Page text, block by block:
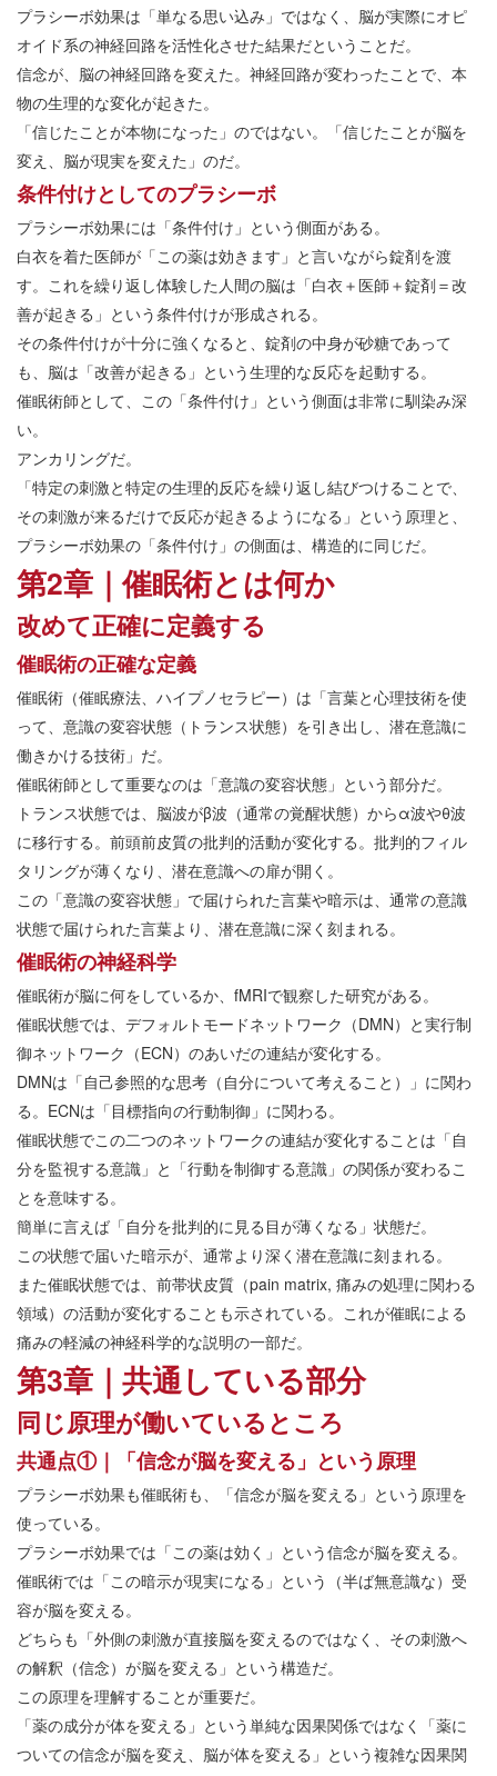
プラシーボ効果は「単なる思い込み」ではなく、脳が実際にオピ
オイド系の神経回路を活性化させた結果だということだ。
信念が、脳の神経回路を変えた。神経回路が変わったことで、本
物の生理的な変化が起きた。
「信じたことが本物になった」のではない。「信じたことが脳を
変え、脳が現実を変えた」のだ。
条件付けとしてのプラシーボ
プラシーボ効果には「条件付け」という側面がある。
白衣を着た医師が「この薬は効きます」と言いながら錠剤を渡
す。これを繰り返し体験した人間の脳は「白衣＋医師＋錠剤＝改
善が起きる」という条件付けが形成される。
その条件付けが十分に強くなると、錠剤の中身が砂糖であって
も、脳は「改善が起きる」という生理的な反応を起動する。
催眠術師として、この「条件付け」という側面は非常に馴染み深
い。
アンカリングだ。
「特定の刺激と特定の生理的反応を繰り返し結びつけることで、
その刺激が来るだけで反応が起きるようになる」という原理と、
プラシーボ効果の「条件付け」の側面は、構造的に同じだ。
第2章｜催眠術とは何か
改めて正確に定義する
催眠術の正確な定義
催眠術（催眠療法、ハイプノセラピー）は「言葉と心理技術を使
って、意識の変容状態（トランス状態）を引き出し、潜在意識に
働きかける技術」だ。
催眠術師として重要なのは「意識の変容状態」という部分だ。
トランス状態では、脳波がβ波（通常の覚醒状態）からα波やθ波
に移行する。前頭前皮質の批判的活動が変化する。批判的フィル
タリングが薄くなり、潜在意識への扉が開く。
この「意識の変容状態」で届けられた言葉や暗示は、通常の意識
状態で届けられた言葉より、潜在意識に深く刻まれる。
催眠術の神経科学
催眠術が脳に何をしているか、fMRIで観察した研究がある。
催眠状態では、デフォルトモードネットワーク（DMN）と実行制
御ネットワーク（ECN）のあいだの連結が変化する。
DMNは「自己参照的な思考（自分について考えること）」に関わ
る。ECNは「目標指向の行動制御」に関わる。
催眠状態でこの二つのネットワークの連結が変化することは「自
分を監視する意識」と「行動を制御する意識」の関係が変わるこ
とを意味する。
簡単に言えば「自分を批判的に見る目が薄くなる」状態だ。
この状態で届いた暗示が、通常より深く潜在意識に刻まれる。
また催眠状態では、前帯状皮質（pain matrix, 痛みの処理に関わる
領域）の活動が変化することも示されている。これが催眠による
痛みの軽減の神経科学的な説明の一部だ。
第3章｜共通している部分
同じ原理が働いているところ
共通点①｜「信念が脳を変える」という原理
プラシーボ効果も催眠術も、「信念が脳を変える」という原理を
使っている。
プラシーボ効果では「この薬は効く」という信念が脳を変える。
催眠術では「この暗示が現実になる」という（半ば無意識な）受
容が脳を変える。
どちらも「外側の刺激が直接脳を変えるのではなく、その刺激へ
の解釈（信念）が脳を変える」という構造だ。
この原理を理解することが重要だ。
「薬の成分が体を変える」という単純な因果関係ではなく「薬に
ついての信念が脳を変え、脳が体を変える」という複雑な因果関